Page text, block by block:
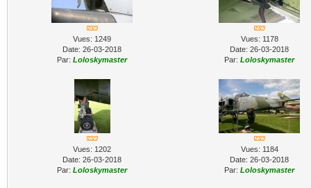
Vues: 1249
Date: 26-03-2018
Par: Loloskymaster
Vues: 1178
Date: 26-03-2018
Par: Loloskymaster
Vues: 1202
Date: 26-03-2018
Par: Loloskymaster
Vues: 1184
Date: 26-03-2018
Par: Loloskymaster